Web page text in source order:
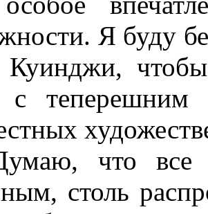
Я буду
Куинджи,
с
что все
столь